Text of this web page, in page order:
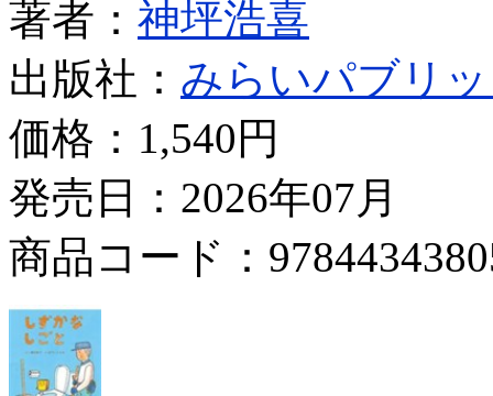
著者： 神坪浩喜
出版社： みらいパブリ
価格： 1,540円
発売日：2026年07月
商品コード：